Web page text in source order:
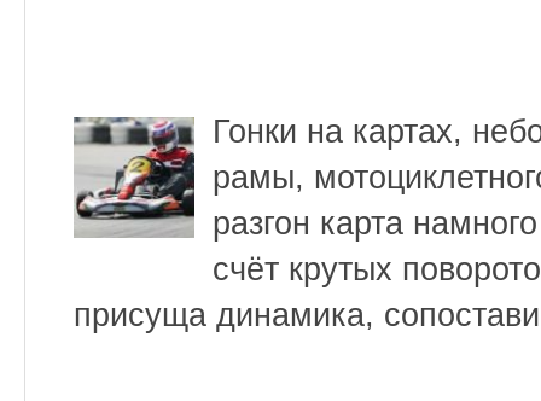
Гонки на картах,
рамы,
разгон карта
счёт крутых
присуща динамика,